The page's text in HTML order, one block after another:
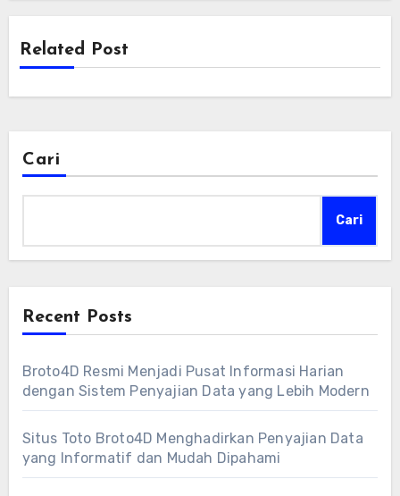
Related Post
Cari
Cari
Recent Posts
Broto4D Resmi Menjadi Pusat Informasi Harian
dengan Sistem Penyajian Data yang Lebih Modern
Situs Toto Broto4D Menghadirkan Penyajian Data
yang Informatif dan Mudah Dipahami